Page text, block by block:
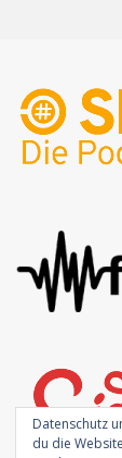
Datenschutz
du die